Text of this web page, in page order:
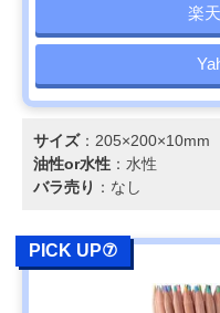
楽
サイズ：205×200×10mm
油性or水性 ：水性
バラ売り ：なし
PICK UP⑦